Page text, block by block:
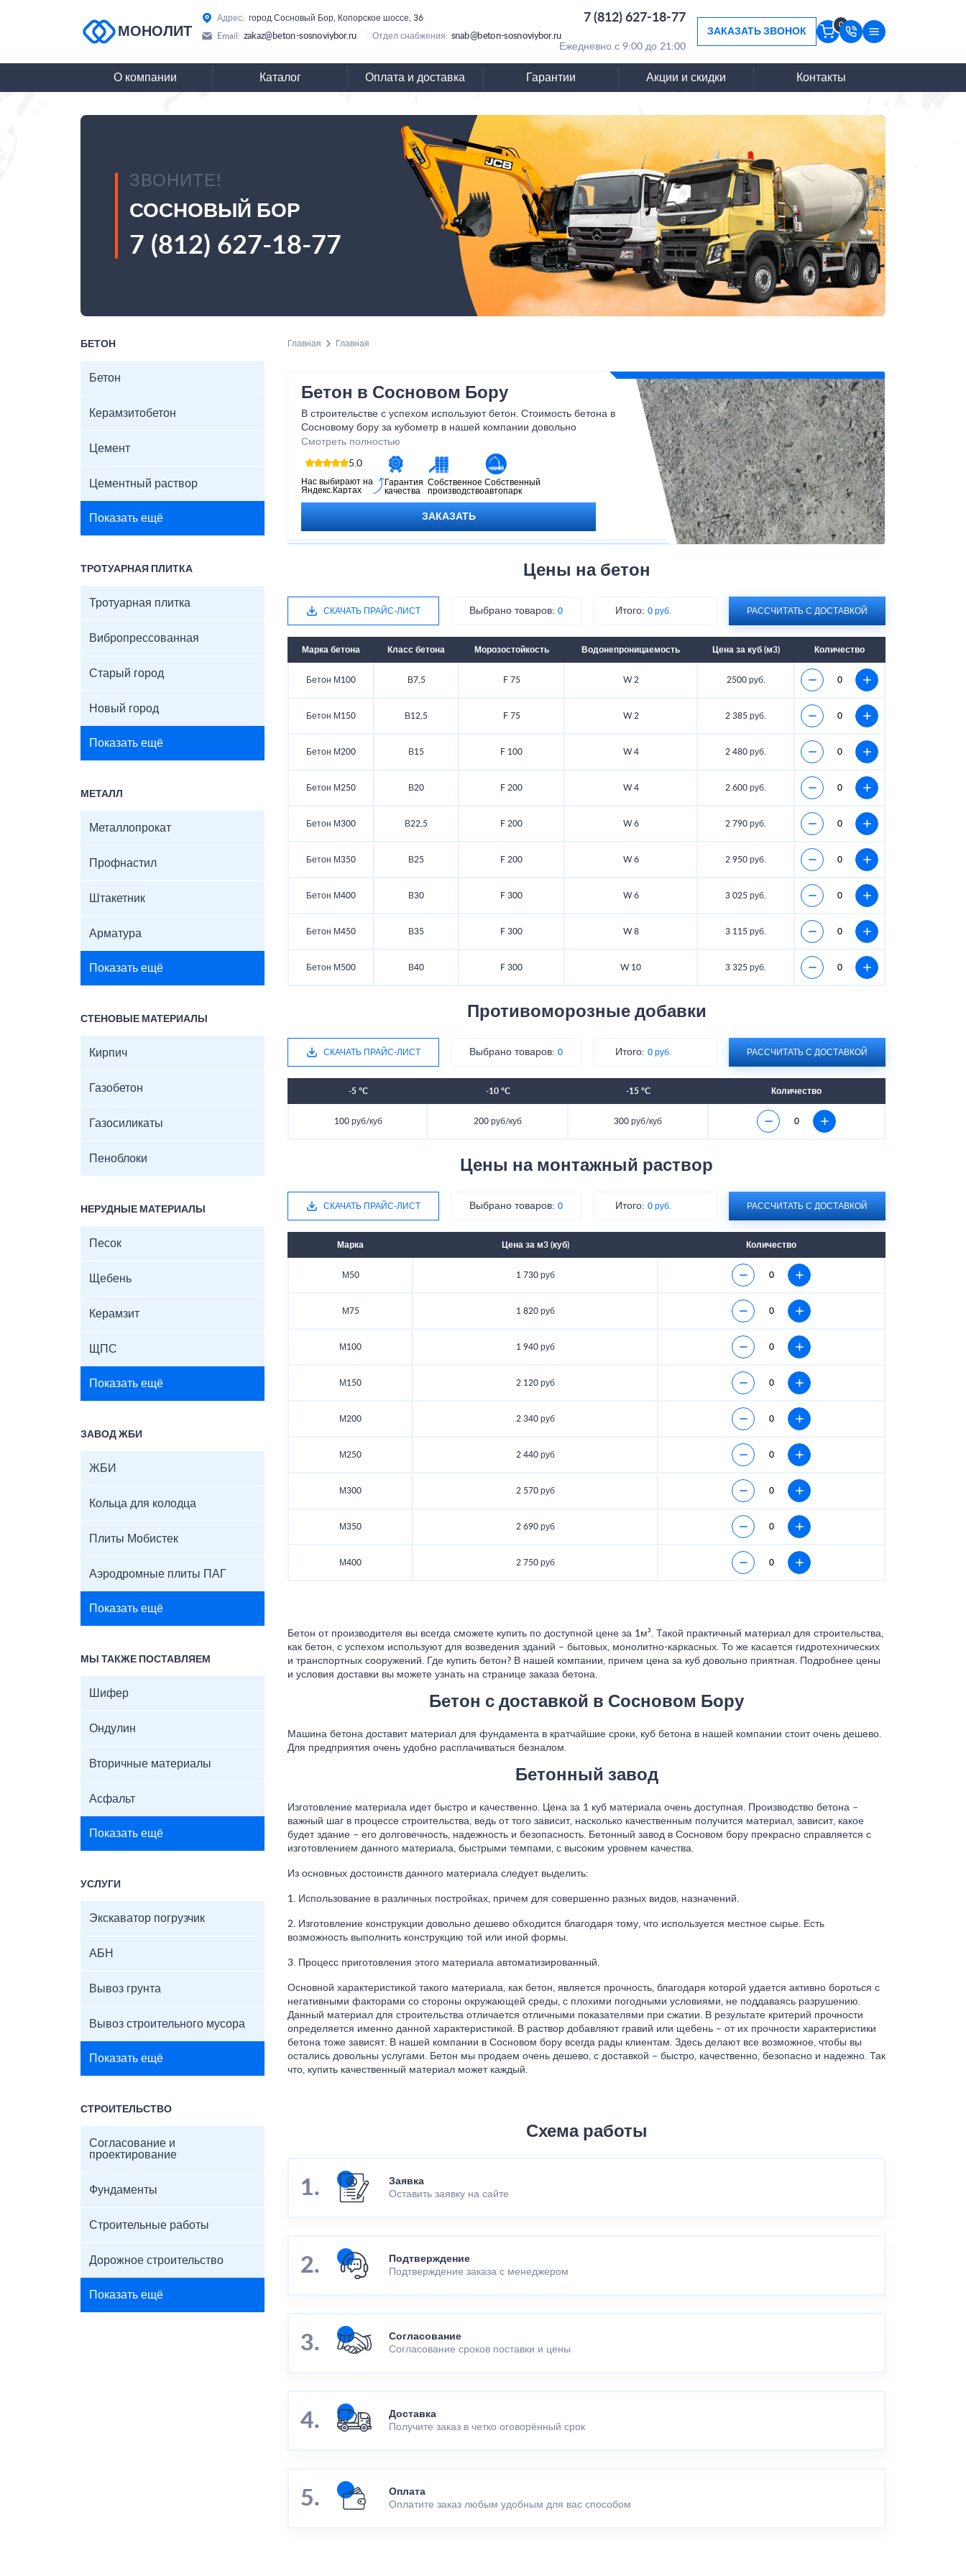
МОНОЛИТ
Адрес: город Сосновый Бор, Копорское шоссе, 36 7 (812) 627-18-77
Email: zakaz@beton-sosnoviybor.ru Отдел снабжения: snab@beton-sosnoviybor.ru
Ежедневно с 9:00 до 21:00
ЗАКАЗАТЬ ЗВОНОК
0
О компании Каталог Оплата и доставка Гарантии Акции и скидки Контакты
ЗВОНИТЕ!
СОСНОВЫЙ БОР
7 (812) 627-18-77
БЕТОН
Бетон
Керамзитобетон
Цемент
Цементный раствор
Показать ещё
ТРОТУАРНАЯ ПЛИТКА
Тротуарная плитка
Вибропрессованная
Старый город
Новый город
Показать ещё
МЕТАЛЛ
Металлопрокат
Профнастил
Штакетник
Арматура
Показать ещё
СТЕНОВЫЕ МАТЕРИАЛЫ
Кирпич
Газобетон
Газосиликаты
Пеноблоки
НЕРУДНЫЕ МАТЕРИАЛЫ
Песок
Щебень
Керамзит
ЩПС
Показать ещё
ЗАВОД ЖБИ
ЖБИ
Кольца для колодца
Плиты Мобистек
Аэродромные плиты ПАГ
Показать ещё
МЫ ТАКЖЕ ПОСТАВЛЯЕМ
Шифер
Ондулин
Вторичные материалы
Асфальт
Показать ещё
УСЛУГИ
Экскаватор погрузчик
АБН
Вывоз грунта
Вывоз строительного мусора
Показать ещё
СТРОИТЕЛЬСТВО
Согласование и
проектирование
Фундаменты
Строительные работы
Дорожное строительство
Показать ещё
Главная Главная
Бетон в Сосновом Бору
В строительстве с успехом используют бетон. Стоимость бетона в
Сосновому бору за кубометр в нашей компании довольно
приемлема. Мы всегда делаем все возможное, чтобы клиенты
остались довольны. Бетонную смесь вы получаете благодаря
доставке бетона миксером. Готовый материал поставляется даже в
то время, как идет строительство, что очень удобно.
Смотреть полностью
5.0
Нас выбирают на
Яндекс.Картах
Гарантия
качества
Собственное
производство
Собственный
автопарк
ЗАКАЗАТЬ
Цены на бетон
СКАЧАТЬ ПРАЙС-ЛИСТ Выбрано товаров: 0 Итого:0 руб. РАССЧИТАТЬ С ДОСТАВКОЙ
Марка бетона Класс бетона Морозостойкость Водонепроницаемость Цена за куб (м3) Количество
Бетон М100 В7,5 F 75 W 2 2500 руб.
Бетон М150 В12,5 F 75 W 2 2 385 руб.
Бетон М200 В15 F 100 W 4 2 480 руб.
Бетон М250 В20 F 200 W 4 2 600 руб.
Бетон М300 В22,5 F 200 W 6 2 790 руб.
Бетон М350 В25 F 200 W 6 2 950 руб.
Бетон М400 В30 F 300 W 6 3 025 руб.
Бетон М450 В35 F 300 W 8 3 115 руб.
Бетон М500 В40 F 300 W 10 3 325 руб.
Противоморозные добавки
СКАЧАТЬ ПРАЙС-ЛИСТ Выбрано товаров: 0 Итого:0 руб. РАССЧИТАТЬ С ДОСТАВКОЙ
-5 °C -10 °C -15 °C Количество
100 руб/куб 200 руб/куб 300 руб/куб
Цены на монтажный раствор
СКАЧАТЬ ПРАЙС-ЛИСТ Выбрано товаров: 0 Итого:0 руб. РАССЧИТАТЬ С ДОСТАВКОЙ
Марка Цена за м3 (куб) Количество
М50 1 730 руб
М75 1 820 руб
М100 1 940 руб
М150 2 120 руб
М200 2 340 руб
М250 2 440 руб
М300 2 570 руб
М350 2 690 руб
М400 2 750 руб
Бетон от производителя вы всегда сможете купить по доступной цене за 1м³. Такой практичный материал для строительства,
как бетон, с успехом используют для возведения зданий – бытовых, монолитно-каркасных. То же касается гидротехнических
и транспортных сооружений. Где купить бетон? В нашей компании, причем цена за куб довольно приятная. Подробнее цены
и условия доставки вы можете узнать на странице заказа бетона.
Бетон с доставкой в Сосновом Бору
Машина бетона доставит материал для фундамента в кратчайшие сроки, куб бетона в нашей компании стоит очень дешево.
Для предприятия очень удобно расплачиваться безналом.
Бетонный завод
Изготовление материала идет быстро и качественно. Цена за 1 куб материала очень доступная. Производство бетона –
важный шаг в процессе строительства, ведь от того зависит, насколько качественным получится материал, зависит, какое
будет здание – его долговечность, надежность и безопасность. Бетонный завод в Сосновом бору прекрасно справляется с
изготовлением данного материала, быстрыми темпами, с высоким уровнем качества.
Из основных достоинств данного материала следует выделить:
1. Использование в различных постройках, причем для совершенно разных видов, назначений.
2. Изготовление конструкции довольно дешево обходится благодаря тому, что используется местное сырье. Есть
возможность выполнить конструкцию той или иной формы.
3. Процесс приготовления этого материала автоматизированный.
Основной характеристикой такого материала, как бетон, является прочность, благодаря которой удается активно бороться с
негативными факторами со стороны окружающей среды, с плохими погодными условиями, не поддаваясь разрушению.
Данный материал для строительства отличается отличными показателями при сжатии. В результате критерий прочности
определяется именно данной характеристикой. В раствор добавляют гравий или щебень – от их прочности характеристики
бетона тоже зависят. В нашей компании в Сосновом бору всегда рады клиентам. Здесь делают все возможное, чтобы вы
остались довольны услугами. Бетон мы продаем очень дешево, с доставкой – быстро, качественно, безопасно и надежно. Так
что, купить качественный материал может каждый.
Схема работы
Заявка
Оставить заявку на сайте
Подтверждение
Подтверждение заказа с менеджером
Согласование
Согласование сроков поставки и цены
Доставка
Получите заказ в четко оговорённый срок
Оплата
Оплатите заказ любым удобным для вас способом